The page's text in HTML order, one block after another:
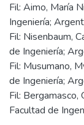
Fil: Aimo, María
Ingeniería;
Fil: Nisenbaum,
de Ingeniería;
Fil: Musumano,
de Ingeniería;
Fil: Bergamasco,
Facultad de